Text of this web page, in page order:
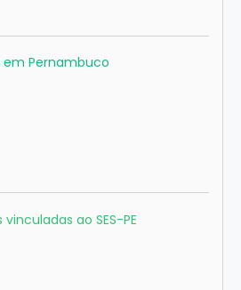
em Pernambuco
ao SES-PE